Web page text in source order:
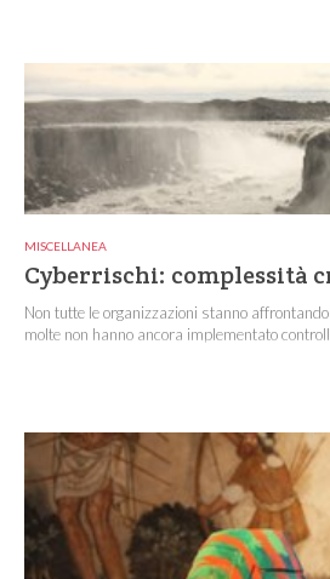
MISCELLANEA
Cyberrischi: complessità
Non tutte le organizzazioni stanno
molte non hanno ancora implementato